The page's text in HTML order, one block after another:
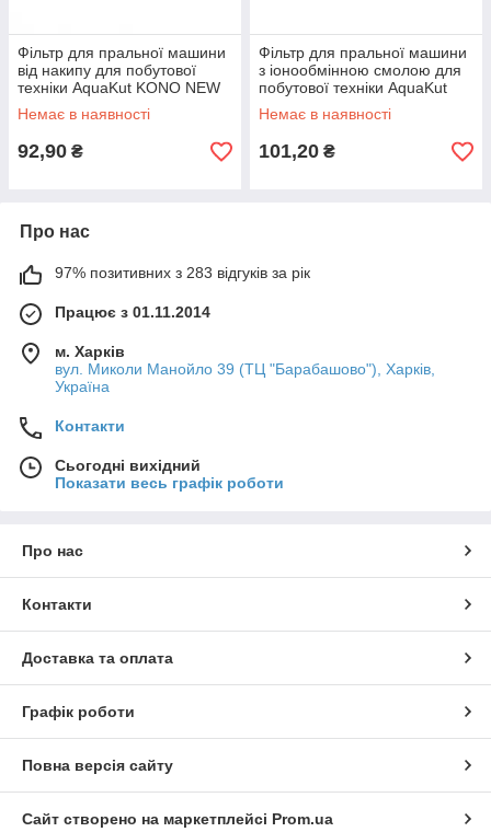
Фільтр для пральної машини
від накипу для побутової
техніки AquaKut KONO NEW
(білий)
Немає в наявності
92,90 ₴
Фільтр для пральної машини
з іонообмінною смолою для
побутової техніки AquaKut
KONO 1/2
Немає в наявності
101,20 ₴
Про нас
97% позитивних з 283 відгуків за рік
Працює з 01.11.2014
м. Харків
вул. Миколи Манойло 39 (ТЦ "Барабашово"), Харків,
Україна
Контакти
Сьогодні вихідний
Показати весь графік роботи
Про нас
Контакти
Доставка та оплата
Графік роботи
Повна версія сайту
Сайт створено на маркетплейсі Prom.ua